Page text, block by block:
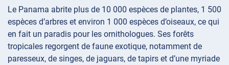
Le Panama abrite plus de 10 000 espèces de plantes, 1 500
espèces d’arbres et environ 1 000 espèces d’oiseaux, ce qui
en fait un paradis pour les ornithologues. Ses forêts
tropicales regorgent de faune exotique, notamment de
paresseux, de singes, de jaguars, de tapirs et d’une myriade